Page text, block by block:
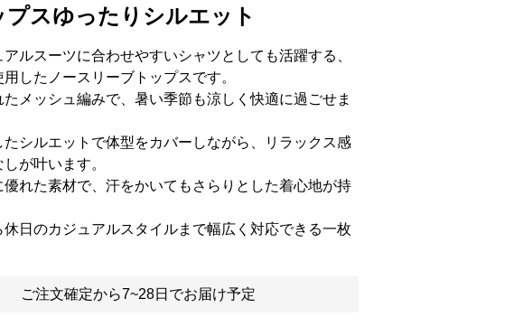
プスゆったりシルエット
アルスーツに合わせやすいシャツとしても活躍する、
したノースリーブトップスです。
メッシュ編みで、暑い季節も涼しく快適に過ごせま
たシルエットで体型をカバーしながら、リラックス感
が叶います。
優れた素材で、汗をかいてもさらりとした着心地が持
休日のカジュアルスタイルまで幅広く対応できる一枚
ご注文確定から7~28日でお届け予定